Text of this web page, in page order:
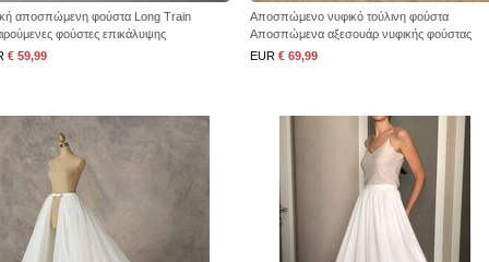
αποσπώμενη φούστα Long Train
φούστες επικάλυψης
τούλινων φούστες
€ 59,99
Αποσπώμενο νυφικό τούλινη φούστα
Αποσπώμενα αξεσουάρ νυφικής φούστας
προσαρμοσμένου μεγέθους
EUR € 69,99